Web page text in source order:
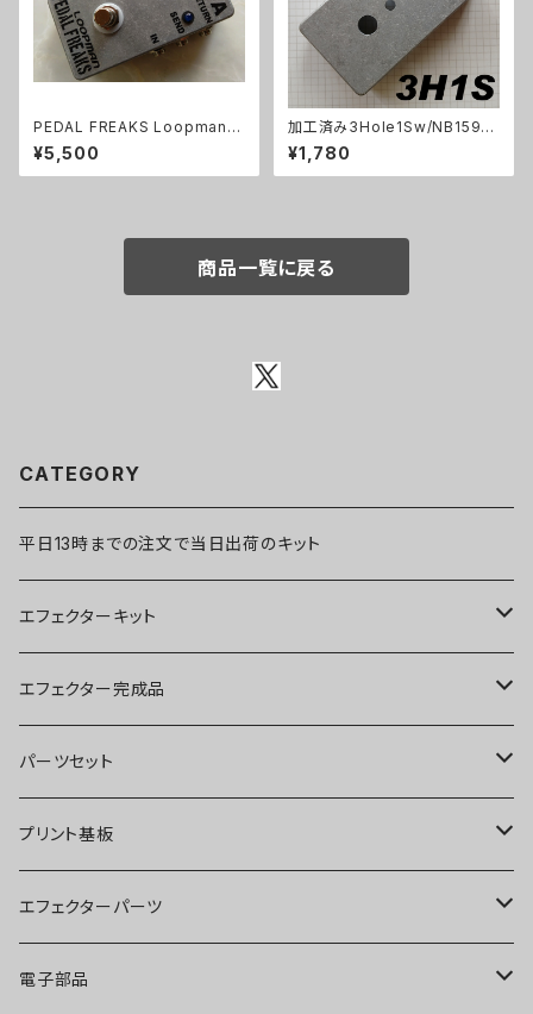
PEDAL FREAKS Loopman 2
Loopキット
¥5,500
加工済み3Hole1Sw/NB1590
B（112x61x32mm）アルミダイ
キャストケース
¥1,780
商品一覧に戻る
CATEGORY
平日13時までの注文で当日出荷のキット
エフェクターキット
ブースター
オーバードライブ
ディストーション
ファズ
プリアンプ
エフェクター完成品
ブースター
オーバードライブ
ディストーション
ファズ
パーツセット
ブースター
オーバードライブ
ディストーション
プリント基板
オーバードライブ
ディストーション
エフェクターパーツ
スイッチ
電子部品